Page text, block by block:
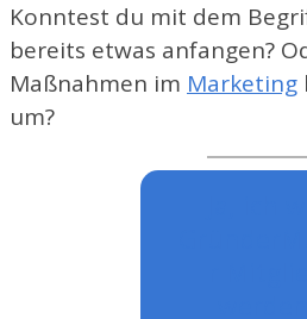
Konntest du mit dem
bereits etwas anfangen?
Maßnahmen im Marketing
um?